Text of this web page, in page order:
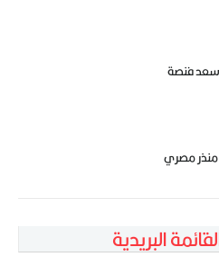
سعد فنصة
منذر مصري
البريدية